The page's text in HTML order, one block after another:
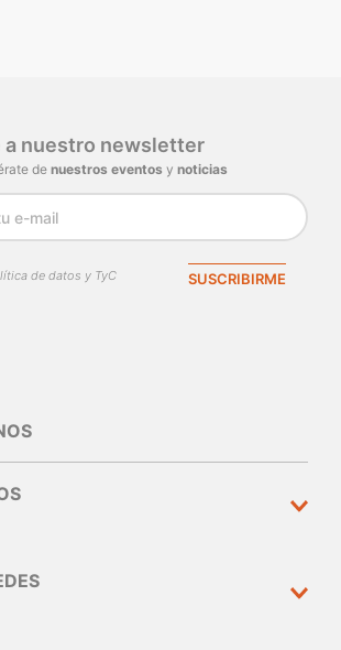
a nuestro newsletter
de nuestros eventos y noticias
de datos y TyC SUSCRIBIRME
Medellín